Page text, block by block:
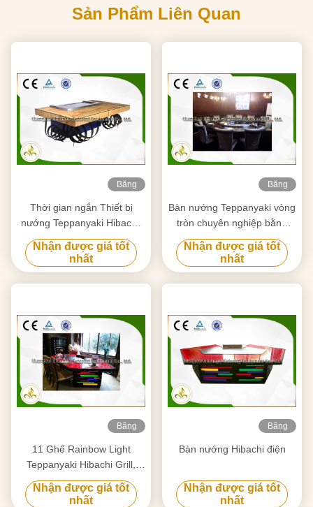
Sản Phẩm Liên Quan
Băng
Thời gian ngắn Thiết bị
nướng Teppanyaki Hibachi,
Bàn nướng nhà hàng Nhật
Bản
Nhận được giá tốt
nhất
Băng
Bàn nướng Teppanyaki vòng
tròn chuyên nghiệp bằng
thép không gỉ Royal Taste
được thiết kế
Nhận được giá tốt
nhất
Băng
11 Ghế Rainbow Light
Teppanyaki Hibachi Grill,
Thép không gỉ Teppanyaki
tấm
Nhận được giá tốt
nhất
Băng
Bàn nướng Hibachi điện
Nhận được giá tốt
nhất